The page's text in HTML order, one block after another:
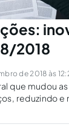
2018
de 2018 às
que mudou
reduzindo e